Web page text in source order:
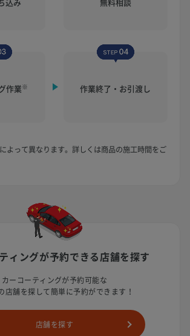
作業※ 作業終了・お引渡し
よって異なります。詳しくは商品の施工時間をご
ィングが予約できる店舗を探す
カーコーティングが予約可能な
店舗を探して簡単に予約ができます！
店舗を探す